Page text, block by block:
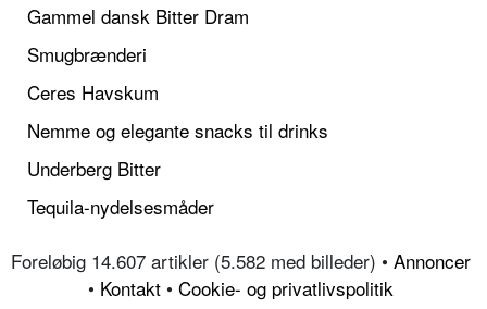
Gammel dansk Bitter Dram
Smugbrænderi
Ceres Havskum
Nemme og elegante snacks til drinks
Underberg Bitter
Tequila-nydelsesmåder
Foreløbig 14.607 artikler (5.582 med billeder) • Annoncer
• Kontakt • Cookie- og privatlivspolitik